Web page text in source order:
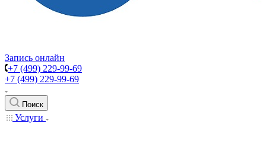
Запись онлайн
+7 (499) 229-99-69
+7 (499) 229-99-69
Поиск
Услуги